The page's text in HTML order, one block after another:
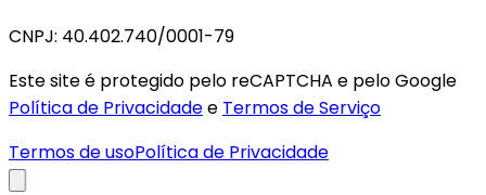
CNPJ: 40.402.740/0001-79
Este site é protegido pelo reCAPTCHA e pelo Google
Política de Privacidadee Termos de Serviço
Termos de usoPolítica de Privacidade